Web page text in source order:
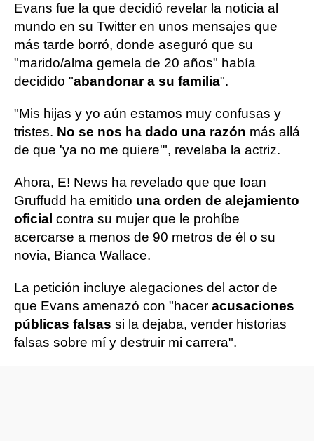
Evans fue la que decidió revelar la noticia al
mundo en su Twitter en unos mensajes que
más tarde borró, donde aseguró que su
"marido/alma gemela de 20 años" había
decidido "abandonar a su familia".
"Mis hijas y yo aún estamos muy confusas y
tristes. No se nos ha dado una razón más allá
de que 'ya no me quiere'", revelaba la actriz.
Ahora, E! News ha revelado que que Ioan
Gruffudd ha emitido una orden de alejamiento
oficial contra su mujer que le prohíbe
acercarse a menos de 90 metros de él o su
novia, Bianca Wallace.
La petición incluye alegaciones del actor de
que Evans amenazó con "hacer acusaciones
públicas falsas si la dejaba, vender historias
falsas sobre mí y destruir mi carrera".